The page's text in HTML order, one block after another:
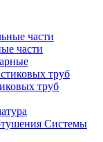
части
труб
Системы